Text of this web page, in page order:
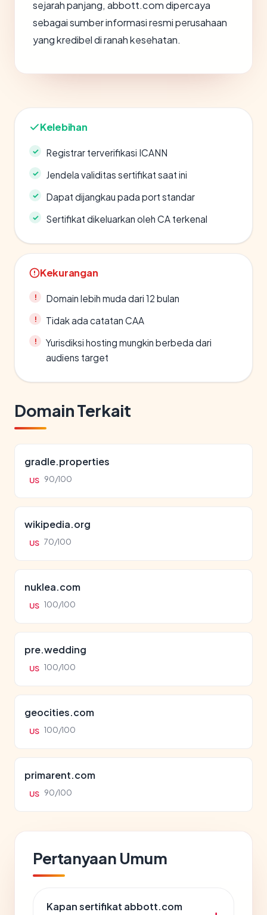
sejarah panjang, abbott.com dipercaya
sebagai sumber informasi resmi perusahaan
yang kredibel di ranah kesehatan.
Kelebihan
Registrar terverifikasi ICANN
Jendela validitas sertifikat saat ini
Dapat dijangkau pada port standar
Sertifikat dikeluarkan oleh CA terkenal
Kekurangan
Domain lebih muda dari 12 bulan
Tidak ada catatan CAA
Yurisdiksi hosting mungkin berbeda dari
audiens target
Domain Terkait
gradle.properties
US 90/100
wikipedia.org
US 70/100
nuklea.com
US 100/100
pre.wedding
US 100/100
geocities.com
US 100/100
primarent.com
US 90/100
Pertanyaan Umum
Kapan sertifikat abbott.com